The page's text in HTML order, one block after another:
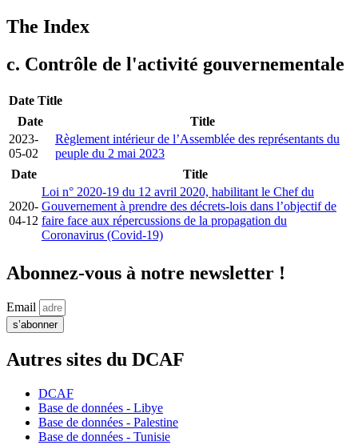
The Index
c. Contrôle de l'activité gouvernementale
Date Title
Date
Title
2023-
05-02
Règlement intérieur de l’Assemblée des représentants du
peuple du 2 mai 2023
Date
Title
2020-
04-12
Loi n° 2020-19 du 12 avril 2020, habilitant le Chef du
Gouvernement à prendre des décrets-lois dans l’objectif de
faire face aux répercussions de la propagation du
Coronavirus (Covid-19)
Abonnez-vous à notre newsletter !
Email
s’abonner
Autres sites du DCAF
DCAF
Base de données - Libye
Base de données - Palestine
Base de données - Tunisie